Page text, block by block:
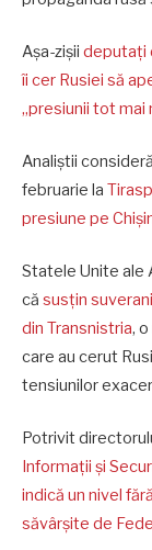
Așa-zișii deputați
îi cer Rusiei să
„presiunii tot mai
Analiștii
februarie la
presiune pe
Statele Unite ale
că susţin
din Transnistria,
care au cerut
tensiunilor
Potrivit
Informații și
indică un nivel
săvârșite de